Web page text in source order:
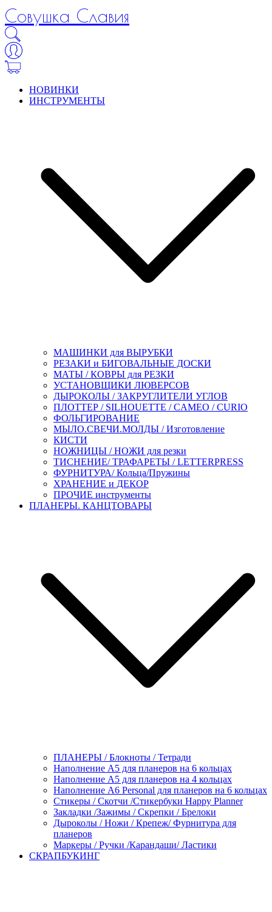
Совушка Славия
НОВИНКИ
ИНСТРУМЕНТЫ
МАШИНКИ для ВЫРУБКИ
РЕЗАКИ и БИГОВАЛЬНЫЕ ДОСКИ
МАТЫ / КОВРЫ для РЕЗКИ
УСТАНОВЩИКИ ЛЮВЕРСОВ
ДЫРОКОЛЫ / ЗАКРУГЛИТЕЛИ УГЛОВ
ПЛОТТЕР / SILHOUETTE / CAMEO / CURIO
ФОЛЬГИРОВАНИЕ
МЫЛО.СВЕЧИ.МОЛДЫ / Изготовление
КИСТИ
НОЖНИЦЫ / НОЖИ для резки
ТИСНЕНИЕ/ ТРАФАРЕТЫ / LETTERPRESS
ФУРНИТУРА/ Кольца/Пружины
ХРАНЕНИЕ и ДЕКОР
ПРОЧИЕ инструменты
ПЛАНЕРЫ. КАНЦТОВАРЫ
ПЛАНЕРЫ / Блокноты / Тетради
Наполнение А5 для планеров на 6 кольцах
Наполнение А5 для планеров на 4 кольцах
Наполнение А6 Personal для планеров на 6 кольцах
Стикеры / Скотчи /Стикербуки Happy Planner
Закладки /Зажимы / Скрепки / Брелоки
Дыроколы / Ножи / Крепеж/ Фурнитура для
планеров
Маркеры / Ручки /Карандаши/ Ластики
СКРАПБУКИНГ